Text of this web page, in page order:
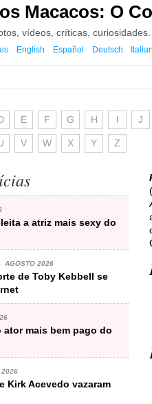
Macacos: O
vídeos, críticas, curiosidades.
English Español Deutsch
E F G H I J
V W X Y Z
a atriz mais sexy do
AGOSTO 2026
de Toby Kebbell se
ator mais bem pago do
2026
Kirk Acevedo vazaram